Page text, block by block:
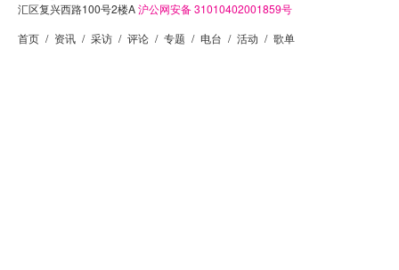
汇区复兴西路100号2楼A沪公网安备 31010402001859号
首页 / 资讯 / 采访 / 评论 / 专题 / 电台 / 活动 / 歌单